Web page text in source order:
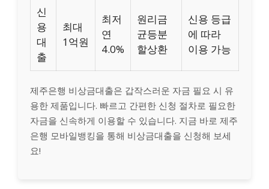
신
용
대
출
최대
1억원
최저
연
4.0%
원리금
균등분
할상환
신용 등급
에 따라
이용 가능
제주은행 비상금대출은 갑작스러운 자금 필요 시 유
용한 제품입니다. 빠르고 간편한 신청 절차로 필요한
자금을 신속하게 이용할 수 있습니다. 지금 바로 제주
은행 모바일뱅킹을 통해 비상금대출을 신청해 보세
요!